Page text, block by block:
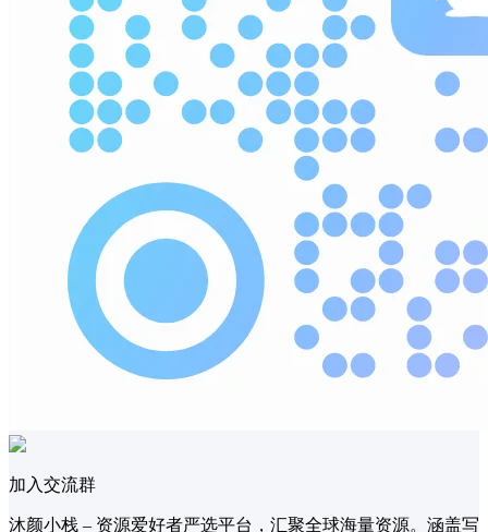
加入交流群
沐颜小栈 – 资源爱好者严选平台，汇聚全球海量资源。涵盖写